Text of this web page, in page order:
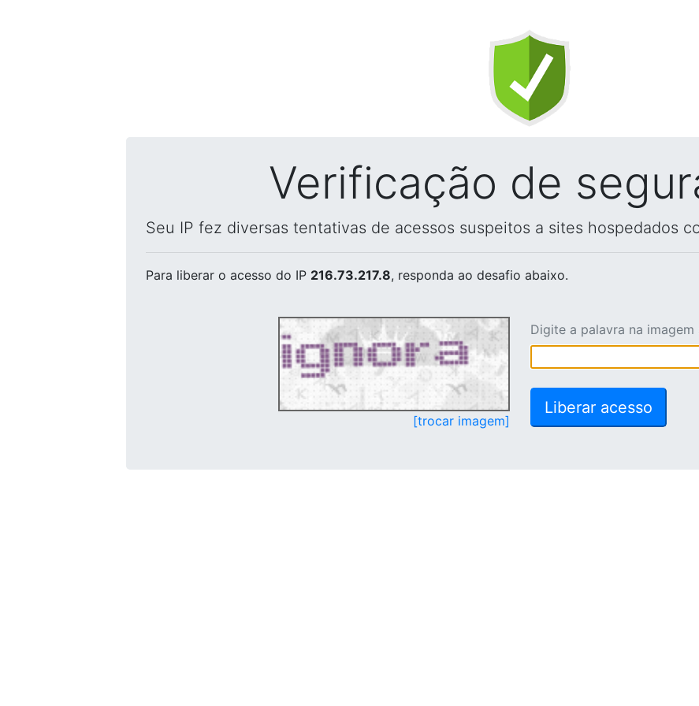
Verificação de
Seu IP fez diversas tentativas de acessos suspeitos a sites hospedados
Para liberar o acesso do IP 216.73.217.8, responda ao desafio abaixo.
[trocar imagem]
Digite a palavra na